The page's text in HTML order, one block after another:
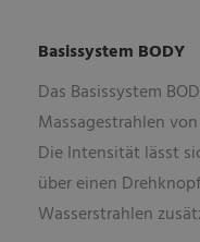
Basissystem BODY
Das Basissystem
Massagestrahlen
Die Intensität lässt
über einen
Wasserstrahlen